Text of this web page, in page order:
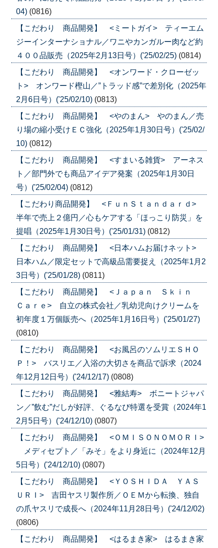
04) (0816)
【こだわり 商品開発】 <ミートガイ> ティーエム
ジーインターナショナル／ワニやカンガルー肉など約
４００品販売（2025年2月13日号）('25/02/25) (0814)
【こだわり 商品開発】 <オンワード・クローゼッ
ト> オンワード樫山／”トラッド感”で差別化（2025年
2月6日号）('25/02/10) (0813)
【こだわり 商品開発】 <やのまん> やのまん／売
り場の縮小受けＥＣ強化（2025年1月30日号）('25/02/
10) (0812)
【こだわり 商品開発】 <すまいる雑貨> アーネス
ト／部門外でも商品アイデア発案（2025年1月30日
号）('25/02/04) (0812)
【こだわり商品開発】 <ＦｕｎＳｔａｎｄａｒｄ>
半年で売上２億円／心もケアする「ほっこり防災」を
提唱（2025年1月30日号）('25/01/31) (0812)
【こだわり 商品開発】 <日本ハムお届けネット>
日本ハム／限定セットで高級品需要捉え（2025年1月2
3日号）('25/01/28) (0811)
【こだわり 商品開発】 <Ｊａｐａｎ Ｓｋｉｎ
Ｃａｒｅ> 自立の株式会社／乳幼児向けクリームを
初年度１万個販売へ（2025年1月16日号）('25/01/27)
(0810)
【こだわり 商品開発】 <お風呂のソムリエＳＨＯ
Ｐ！> バスリエ／入浴の大切さを商品で訴求（2024
年12月12日号）('24/12/17) (0808)
【こだわり 商品開発】 <雅結寿> ボニートジャパ
ン／”飲む”だしが好評、ぐるなび特選を受賞（2024年1
2月5日号）('24/12/10) (0807)
【こだわり 商品開発】 <ＯＭＩＳＯＮＯＭＯＲＩ>
メディセプト／「みそ」をより身近に（2024年12月
5日号）('24/12/10) (0807)
【こだわり 商品開発】 <ＹＯＳＨＩＤＡ ＹＡＳ
ＵＲＩ> 吉田ヤスリ製作所／ＯＥＭから転換、独自
の爪ヤスリで成長へ（2024年11月28日号）('24/12/02)
(0806)
【こだわり 商品開発】 <はるまき家> はるまき家